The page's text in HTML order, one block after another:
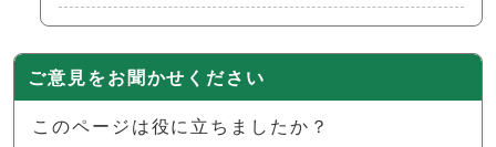
ご意見をお聞かせください
このページは役に立ちましたか？